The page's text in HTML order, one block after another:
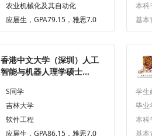
农业机械化及其自动化
应届生，GPA79.15，雅思7.0
本科
基本
香港中文大学（深圳）人工
智能与机器人理学硕士
生offer一枚
S同学
吉林大学
软件工程
应届生，GPA86.15，雅思7.0
学生
毕业
本科
基本